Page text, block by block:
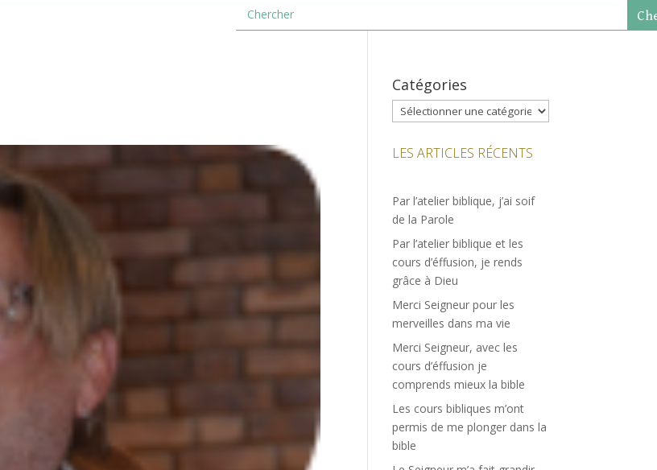
Catégories
Catégories
LES ARTICLES RÉCENTS
Par l’atelier biblique, j’ai soif
de la Parole
Par l’atelier biblique et les
cours d’éffusion, je rends
grâce à Dieu
Merci Seigneur pour les
merveilles dans ma vie
Merci Seigneur, avec les
cours d’éffusion je
comprends mieux la bible
Les cours bibliques m’ont
permis de me plonger dans la
bible